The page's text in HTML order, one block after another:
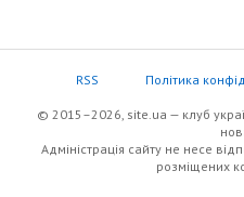
RSS Політика
© 2015–2026, site.ua — клуб
Адміністрація сайту не несе
розміщених